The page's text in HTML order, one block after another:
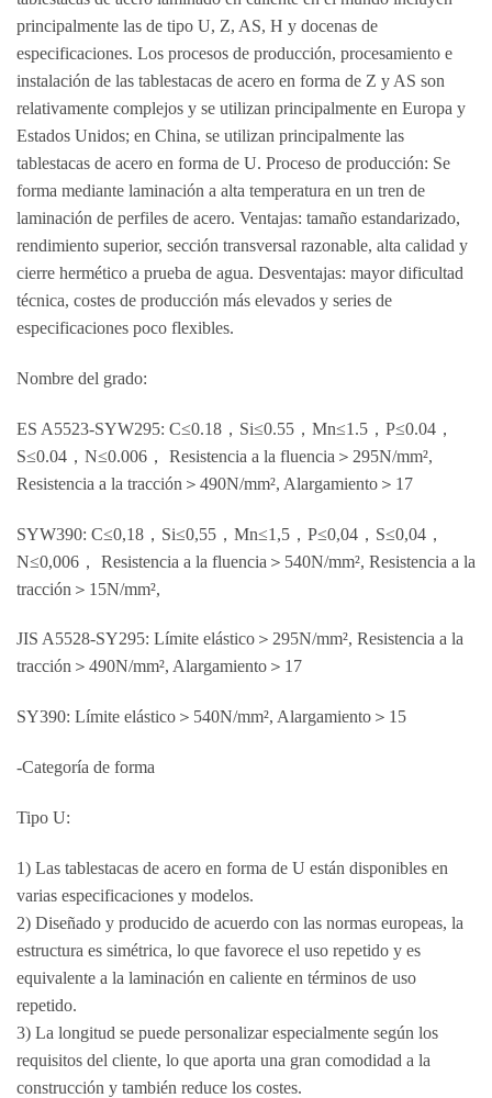
principalmente las de tipo U, Z, AS, H y docenas de
especificaciones. Los procesos de producción, procesamiento e
instalación de las tablestacas de acero en forma de Z y AS son
relativamente complejos y se utilizan principalmente en Europa y
Estados Unidos; en China, se utilizan principalmente las
tablestacas de acero en forma de U. Proceso de producción: Se
forma mediante laminación a alta temperatura en un tren de
laminación de perfiles de acero. Ventajas: tamaño estandarizado,
rendimiento superior, sección transversal razonable, alta calidad y
cierre hermético a prueba de agua. Desventajas: mayor dificultad
técnica, costes de producción más elevados y series de
especificaciones poco flexibles.
Nombre del grado:
ES A5523-SYW295: C≤0.18，Si≤0.55，Mn≤1.5，P≤0.04，
S≤0.04，N≤0.006， Resistencia a la fluencia＞295N/mm²,
Resistencia a la tracción＞490N/mm², Alargamiento＞17
SYW390: C≤0,18，Si≤0,55，Mn≤1,5，P≤0,04，S≤0,04，
N≤0,006， Resistencia a la fluencia＞540N/mm², Resistencia a la
tracción＞15N/mm²,
JIS A5528-SY295: Límite elástico＞295N/mm², Resistencia a la
tracción＞490N/mm², Alargamiento＞17
SY390: Límite elástico＞540N/mm², Alargamiento＞15
-Categoría de forma
Tipo U:
1) Las tablestacas de acero en forma de U están disponibles en
varias especificaciones y modelos.
2) Diseñado y producido de acuerdo con las normas europeas, la
estructura es simétrica, lo que favorece el uso repetido y es
equivalente a la laminación en caliente en términos de uso
repetido.
3) La longitud se puede personalizar especialmente según los
requisitos del cliente, lo que aporta una gran comodidad a la
construcción y también reduce los costes.